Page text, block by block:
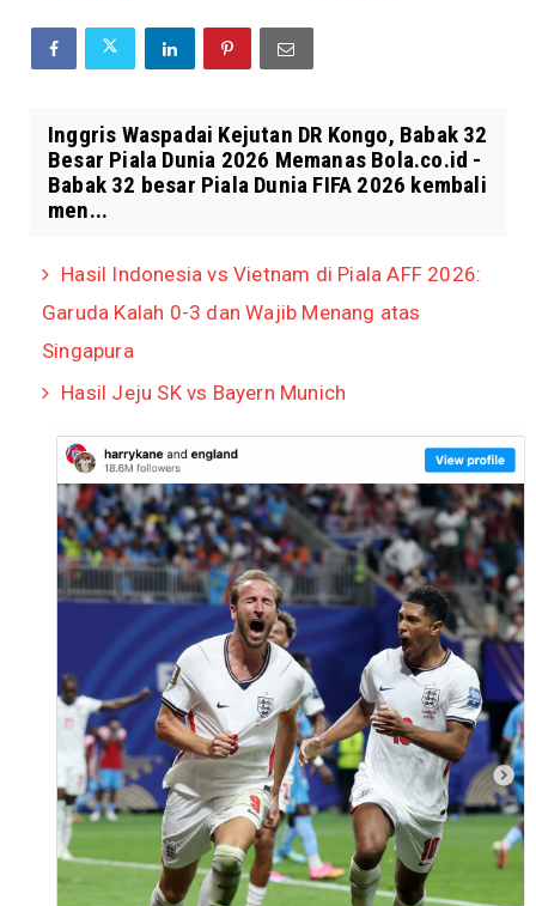
Inggris Waspadai Kejutan DR Kongo, Babak 32
Besar Piala Dunia 2026 Memanas Bola.co.id -
Babak 32 besar Piala Dunia FIFA 2026 kembali
men...
Hasil Indonesia vs Vietnam di Piala AFF 2026:
Garuda Kalah 0-3 dan Wajib Menang atas
Singapura
Hasil Jeju SK vs Bayern Munich